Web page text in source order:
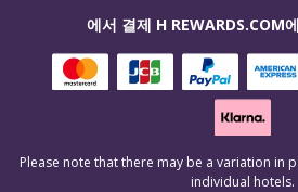
에서 결제 H REWARDS.COM
Please note that there may be a variation in
individual hotels.